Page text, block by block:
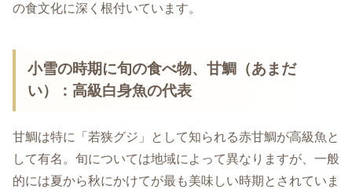
の食文化に深く根付いています。
小雪の時期に旬の食べ物、甘鯛（あまだ
い）：高級白身魚の代表
甘鯛は特に「若狭グジ」として知られる赤甘鯛が高級魚と
して有名。旬については地域によって異なりますが、一般
的には夏から秋にかけてが最も美味しい時期とされていま